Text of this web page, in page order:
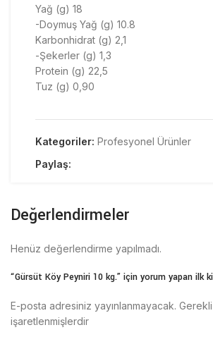
Yağ (g) 18
-Doymuş Yağ (g) 10.8
Karbonhidrat (g) 2,1
-Şekerler (g) 1,3
Protein (g) 22,5
Tuz (g) 0,90
Kategoriler: Profesyonel Ürünler
Paylaş:
Değerlendirmeler
Henüz değerlendirme yapılmadı.
“Gürsüt Köy Peyniri 10 kg.” için yorum yapan ilk
E-posta adresiniz yayınlanmayacak.
işaretlenmişlerdir